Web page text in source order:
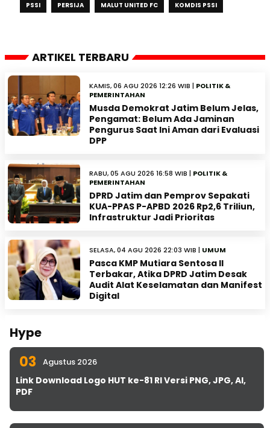
PSSI PERSIJA MALUT UNITED FC KOMDIS PSSI
ARTIKEL TERBARU
KAMIS, 06 AGU 2026 12:26 WIB | POLITIK &
PEMERINTAHAN
Musda Demokrat Jatim Belum Jelas,
Pengamat: Belum Ada Jaminan
Pengurus Saat Ini Aman dari Evaluasi
DPP
RABU, 05 AGU 2026 16:58 WIB | POLITIK &
PEMERINTAHAN
DPRD Jatim dan Pemprov Sepakati
KUA-PPAS P-APBD 2026 Rp2,6 Triliun,
Infrastruktur Jadi Prioritas
SELASA, 04 AGU 2026 22:03 WIB | UMUM
Pasca KMP Mutiara Sentosa II
Terbakar, Atika DPRD Jatim Desak
Audit Alat Keselamatan dan Manifest
Digital
Hype
03 Agustus 2026
Link Download Logo HUT ke-81 RI Versi PNG, JPG, AI,
PDF